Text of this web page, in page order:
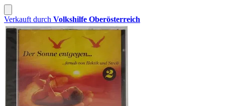
Verkauft durch Volkshilfe Oberösterreich